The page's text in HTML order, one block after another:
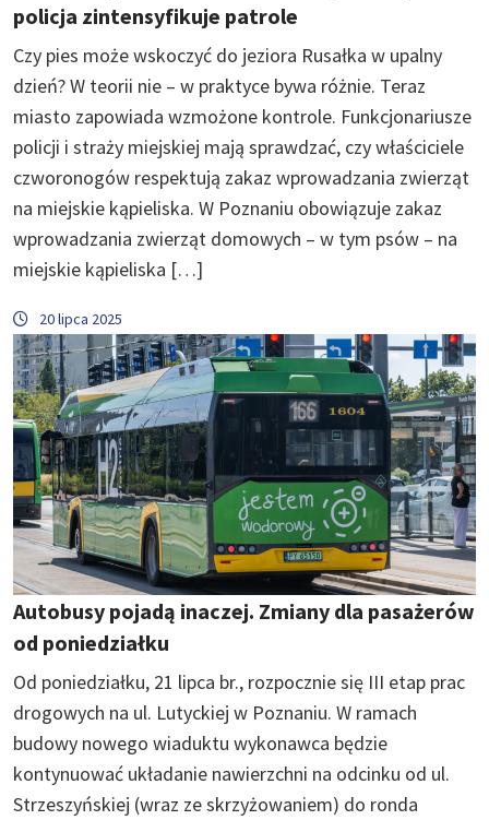
policja zintensyfikuje patrole
Czy pies może wskoczyć do jeziora Rusałka w upalny
dzień? W teorii nie – w praktyce bywa różnie. Teraz
miasto zapowiada wzmożone kontrole. Funkcjonariusze
policji i straży miejskiej mają sprawdzać, czy właściciele
czworonogów respektują zakaz wprowadzania zwierząt
na miejskie kąpieliska. W Poznaniu obowiązuje zakaz
wprowadzania zwierząt domowych – w tym psów – na
miejskie kąpieliska […]
20 lipca 2025
Autobusy pojadą inaczej. Zmiany dla pasażerów
od poniedziałku
Od poniedziałku, 21 lipca br., rozpocznie się III etap prac
drogowych na ul. Lutyckiej w Poznaniu. W ramach
budowy nowego wiaduktu wykonawca będzie
kontynuować układanie nawierzchni na odcinku od ul.
Strzeszyńskiej (wraz ze skrzyżowaniem) do ronda